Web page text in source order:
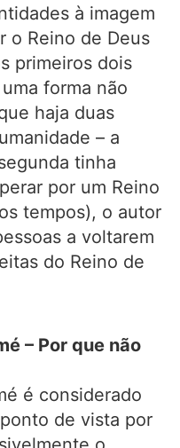
à imagem
o Reino de Deus
primeiros dois
forma não
haja duas
– a
tinha
por um Reino
tempos), o autor
a voltarem
do Reino de
– Por que não
é considerado
de vista por